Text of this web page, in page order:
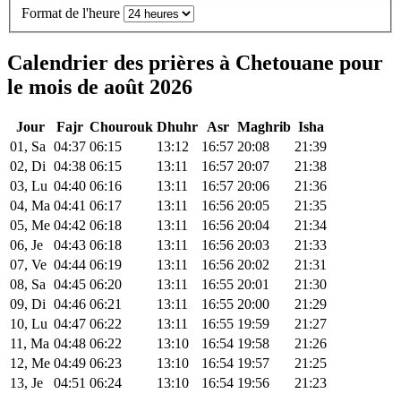
Format de l'heure
Calendrier des prières à Chetouane pour
le mois de août 2026
Jour Fajr Chourouk Dhuhr Asr Maghrib Isha
01, Sa 04:37 06:15 13:12 16:57 20:08
21:39
02, Di 04:38 06:15 13:11 16:57 20:07
21:38
03, Lu 04:40 06:16 13:11 16:57 20:06
21:36
04, Ma 04:41 06:17 13:11 16:56 20:05
21:35
05, Me 04:42 06:18 13:11 16:56 20:04
21:34
06, Je
04:43 06:18 13:11 16:56 20:03
21:33
07, Ve 04:44 06:19 13:11 16:56 20:02
21:31
08, Sa 04:45 06:20 13:11 16:55 20:01
21:30
09, Di 04:46 06:21 13:11 16:55 20:00
21:29
10, Lu 04:47 06:22 13:11 16:55 19:59
21:27
11, Ma 04:48 06:22 13:10 16:54 19:58
21:26
12, Me 04:49 06:23 13:10 16:54 19:57
21:25
13, Je
04:51 06:24 13:10 16:54 19:56
21:23